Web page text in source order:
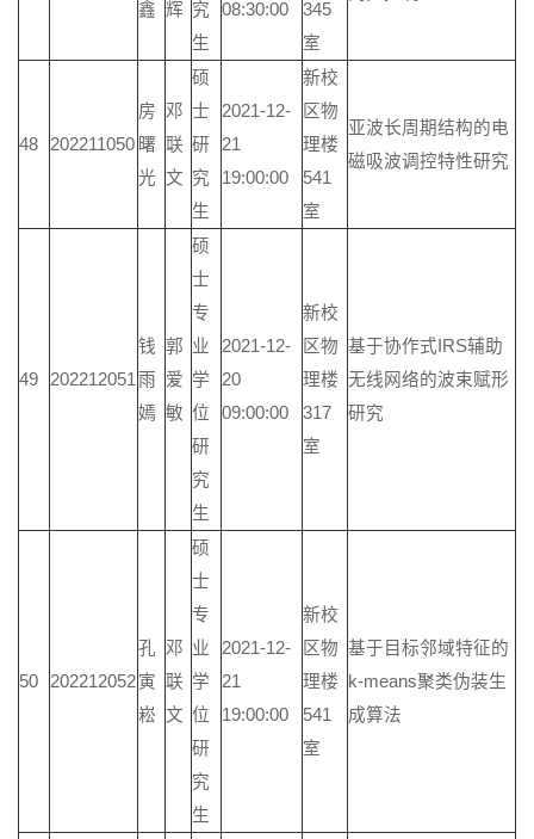
鑫 辉 究
生
08:30:00
345
室
48 202211050
房
曙
光
邓
联
文
硕
士
研
究
生
2021-12-
21
19:00:00
新校
区物
理楼
541
室
亚波长周期结构的电
磁吸波调控特性研究
49 202212051
钱
雨
嫣
郭
爱
敏
硕
士
专
业
学
位
研
究
生
2021-12-
20
09:00:00
新校
区物
理楼
317
室
基于协作式IRS辅助
无线网络的波束赋形
研究
50 202212052
孔
寅
崧
邓
联
文
硕
士
专
业
学
位
研
究
生
2021-12-
21
19:00:00
新校
区物
理楼
541
室
基于目标邻域特征的
k-means聚类伪装生
成算法